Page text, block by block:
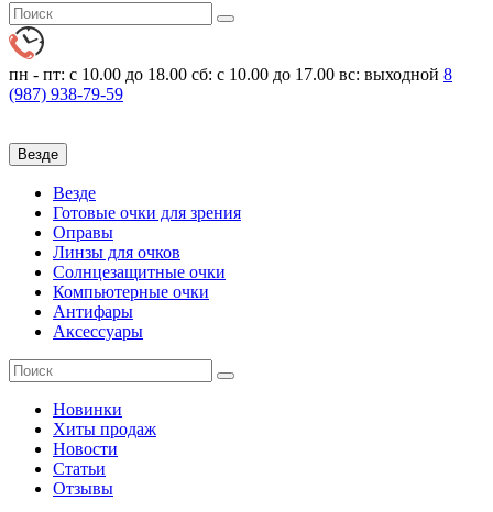
пн - пт: с 10.00 до 18.00 сб: с 10.00 до 17.00 вс: выходной 8
(987) 938-79-59
Везде
Везде
Готовые очки для зрения
Оправы
Линзы для очков
Солнцезащитные очки
Компьютерные очки
Антифары
Аксессуары
Новинки
Хиты продаж
Новости
Статьи
Отзывы